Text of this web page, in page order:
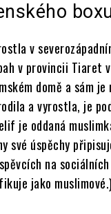
v
v provincii Tiaret
domě a sám je
a vyrostla, je
je oddaná
své úspěchy
na
jako muslimové.)